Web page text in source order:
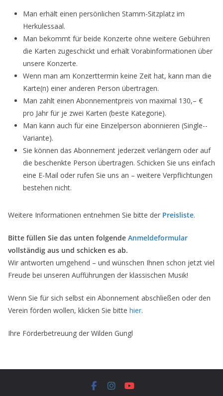
Man erhält einen persönlichen Stamm-­Sitzplatz im
Herkulessaal.
Man bekommt für beide Konzerte ohne weitere Gebühren
die Karten zugeschickt und erhält Vorabinformationen über
unsere Konzerte.
Wenn man am Konzerttermin keine Zeit hat, kann man die
Karte(n) einer anderen Person übertragen.
Man zahlt einen Abonnementpreis von maximal 130,– €
pro Jahr für je zwei Karten (beste Kategorie).
Man kann auch für eine Einzelperson abonnieren (Single-­
Variante).
Sie können das Abonnement jederzeit verlängern oder auf
die beschenkte Person übertragen. Schicken Sie uns einfach
eine E-Mail oder rufen Sie uns an – weitere Verpflichtungen
bestehen nicht.
Weitere Informationen entnehmen Sie bitte der Preisliste.
Bitte füllen Sie das unten folgende Anmeldeformular
vollständig aus und schicken es ab.
Wir antworten umgehend – und wünschen Ihnen schon jetzt viel
Freude bei unseren Aufführungen der klassischen Musik!
Wenn Sie für sich selbst ein Abonnement abschließen oder den
Verein förden wollen, klicken Sie bitte hier.
Ihre Förderbetreuung der Wilden Gungl